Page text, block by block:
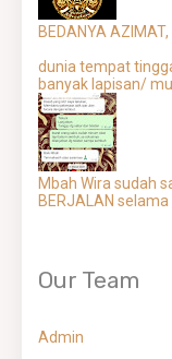
BEDANYA
dunia tempat
banyak lapisan/
Mbah Wira sudah
BERJALAN
Our Team
Admin